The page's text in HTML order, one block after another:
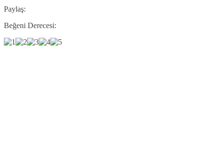
Paylaş:
Beğeni Derecesi: